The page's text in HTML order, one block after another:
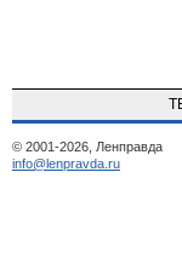
© 2001-2026, Ленправда
info@lenpravda.ru